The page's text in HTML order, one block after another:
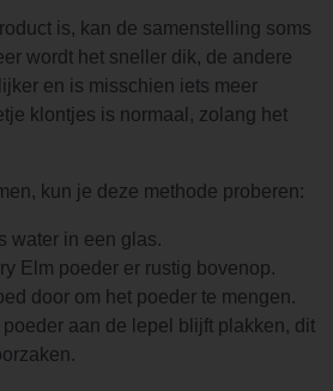
is, kan de samenstelling soms
wordt het sneller dik, de andere
en is misschien iets meer
klontjes is normaal, zolang het
kun je deze methode proberen:
water in een glas.
Elm poeder er rustig bovenop.
door om het poeder te mengen.
aan de lepel blijft plakken, dit